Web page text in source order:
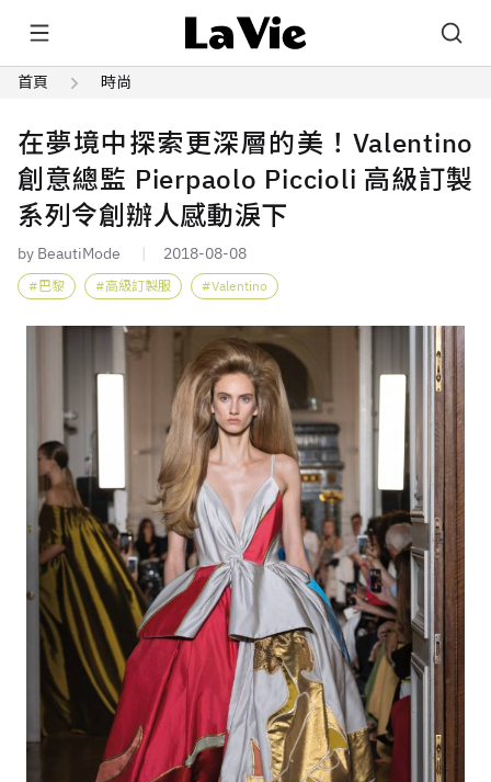
首頁 時尚
在夢境中探索更深層的美！Valentino
創意總監 Pierpaolo Piccioli 高級訂製
系列令創辦人感動淚下
by BeautiMode 2018-08-08
巴黎 高級訂製服 Valentino